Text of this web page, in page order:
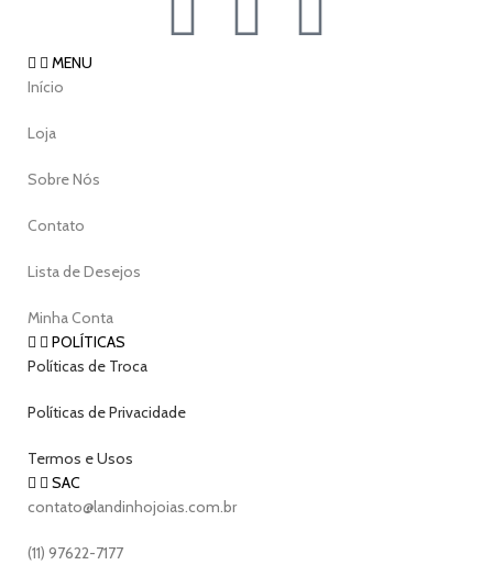
MENU
Início
Loja
Sobre Nós
Contato
Lista de Desejos
Minha Conta
POLÍTICAS
Políticas de Troca
Políticas de Privacidade
Termos e Usos
SAC
contato@landinhojoias.com.br
(11) 97622-7177